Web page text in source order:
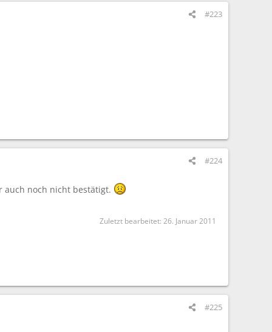
#223
#224
auch noch nicht bestätigt.
Zuletzt bearbeitet: 26. Januar 2011
#225